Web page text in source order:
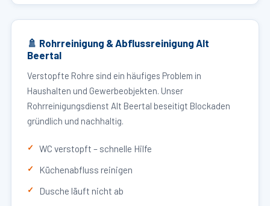
🚿 Rohrreinigung & Abflussreinigung Alt
Beertal
Verstopfte Rohre sind ein häufiges Problem in
Haushalten und Gewerbeobjekten. Unser
Rohrreinigungsdienst Alt Beertal beseitigt Blockaden
gründlich und nachhaltig.
WC verstopft – schnelle Hilfe
Küchenabfluss reinigen
Dusche läuft nicht ab